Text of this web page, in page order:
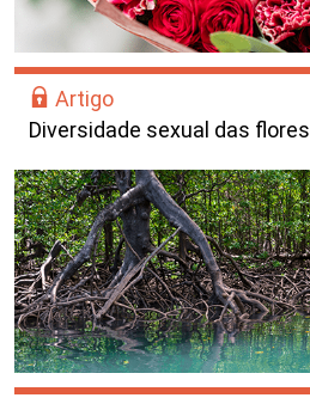
Artigo
Diversidade sexual das flores